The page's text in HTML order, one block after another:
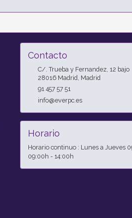
Contacto
C/. Trueba y Fernandez, 12 bajo
28016 Madrid, Madrid
91 457 57 51
info@everpc.es
Horario
Horario continuo : Lunes a Jueves
09:00h - 14:00h